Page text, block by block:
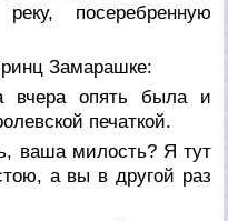
посеребренную
Замарашке:
опять была и
печаткой.
ваша милость? Я тут
а вы в другой раз